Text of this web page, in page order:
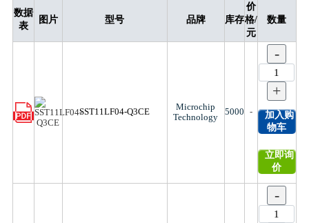
数据
表
图片 型号 品牌 库存
价
格/
元
数量
SST11LF04-Q3CE
Microchip
Technology
5000 -
-
+
加入购
物车
立即询
价
-